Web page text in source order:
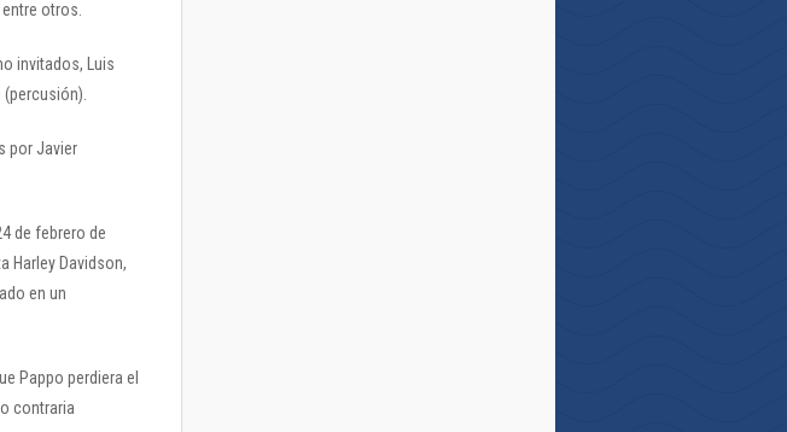
otros.
invitados, Luis
por Javier
de febrero de
Harley Davidson,
en un
Pappo perdiera el
contraria